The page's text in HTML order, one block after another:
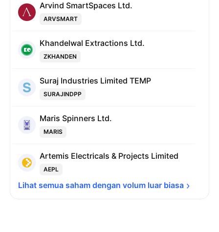
Arvind SmartSpaces Ltd.
ARVSMART
Khandelwal Extractions Ltd.
ZKHANDEN
Suraj Industries Limited TEMP
SURAJINDPP
Maris Spinners Ltd.
MARIS
Artemis Electricals & Projects Limited
AEPL
Lihat semua saham dengan volum luar biasa